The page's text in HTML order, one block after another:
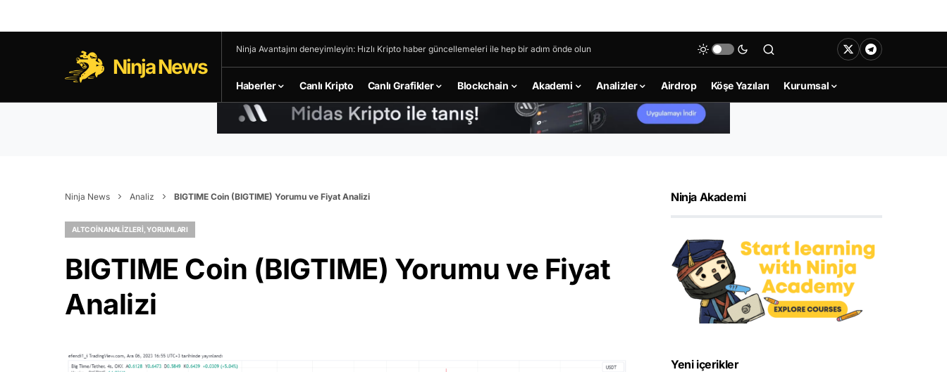
Ninja News
Ninja Avantajını deneyimleyin: Hızlı Kripto haber güncellemeleri ile hep bir adım önde olun
Haberler Canlı Kripto Canlı Grafikler Blockchain Akademi Analizler Airdrop Köşe Yazıları Kurumsal
Ninja News Analiz BIGTIME Coin (BIGTIME) Yorumu ve Fiyat Analizi
ALTCOIN ANALIZLERI, YORUMLARI
BIGTIME Coin (BIGTIME) Yorumu ve Fiyat
Analizi
Ninja Akademi
Yeni içerikler